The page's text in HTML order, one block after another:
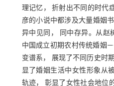
理记忆， 折射出不同的时代
彦的小说中都涉及大量婚姻
异中见同， 同中存异。从赵
中国成立初期农村传统婚姻
变谱系， 展现了不同历史时
显了婚姻生活中女性形象从
轨迹， 彰显了女性社会地位